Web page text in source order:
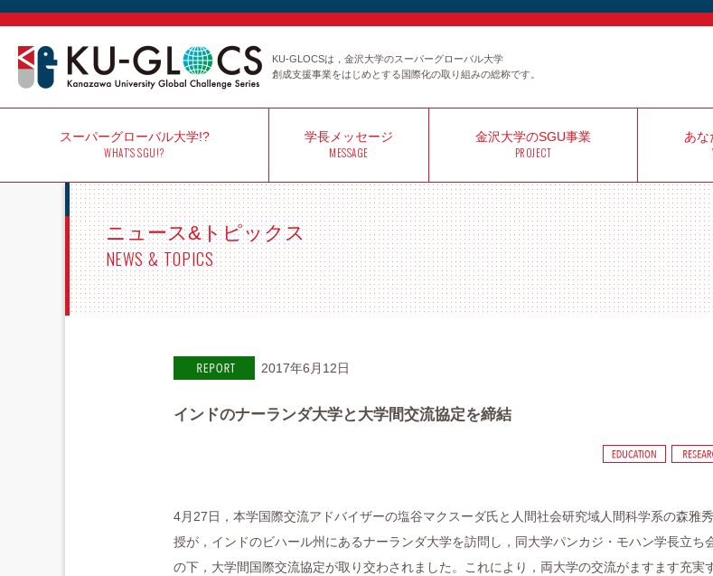
KU-GLOCSは，金沢大学のスーパーグローバル大学
創成支援事業をはじめとする国際化の取り組みの総称です。
スーパーグローバル大学!?
WHAT'S SGU!?
学長メッセージ
MESSAGE
金沢大学のSGU事業
PROJECT
あな
ニュース&トピックス
NEWS & TOPICS
2017年6月12日
インドのナーランダ大学と大学間交流協定を締結
4月27日，本学国際交流アドバイザーの塩谷マクスーダ氏と人間社会研究域人間科学系の森雅
授が，インドのビハール州にあるナーランダ大学を訪問し，同大学パンカジ・モハン学長立ち
の下，大学間国際交流協定が取り交わされました。これにより，両大学の交流がますます充実